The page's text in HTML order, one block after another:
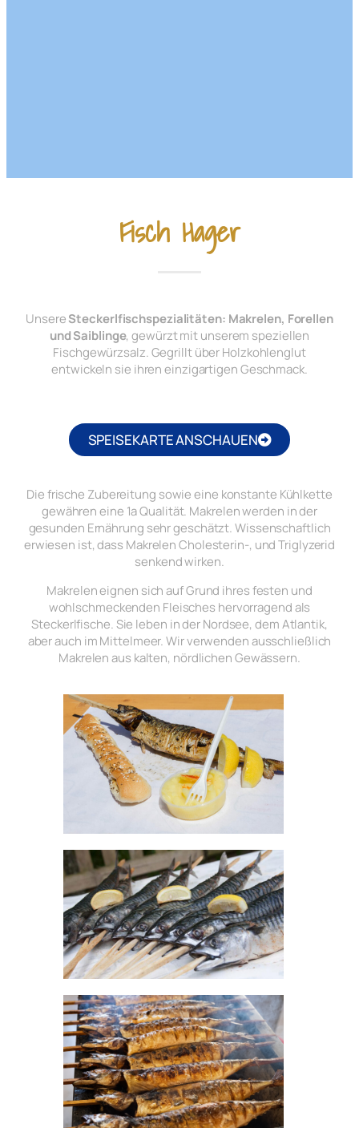
Fisch Hager
UnsereSteckerlfischspezialitäten: Makrelen, Forellen
und Saiblinge, gewürzt mit unserem speziellen
Fischgewürzsalz. Gegrillt über Holzkohlenglut
entwickeln sie ihren einzigartigen Geschmack.
SPEISEKARTE ANSCHAUEN
Die frische Zubereitung sowie eine konstante Kühlkette
gewähren eine 1a Qualität. Makrelen werden in der
gesunden Ernährung sehr geschätzt. Wissenschaftlich
erwiesen ist, dass Makrelen Cholesterin-, und Triglyzerid
senkend wirken.
Makrelen eignen sich auf Grund ihres festen und
wohlschmeckenden Fleisches hervorragend als
Steckerlfische. Sie leben in der Nordsee, dem Atlantik,
aber auch im Mittelmeer. Wir verwenden ausschließlich
Makrelen aus kalten, nördlichen Gewässern.